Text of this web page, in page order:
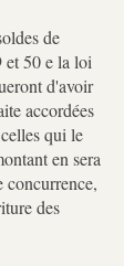
de
et 50 e la loi
d'avoir
accordées
qui le
en sera
concurrence,
des